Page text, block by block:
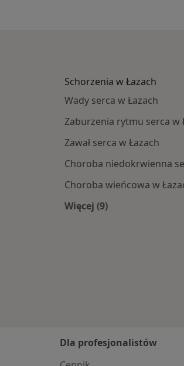
Schorzenia w Łazach
Wady serca w Łazach
Zaburzenia rytmu serca w
Zawał serca w Łazach
Choroba niedokrwienna
Choroba wieńcowa w
Więcej (9)
Dla profesjonalistów